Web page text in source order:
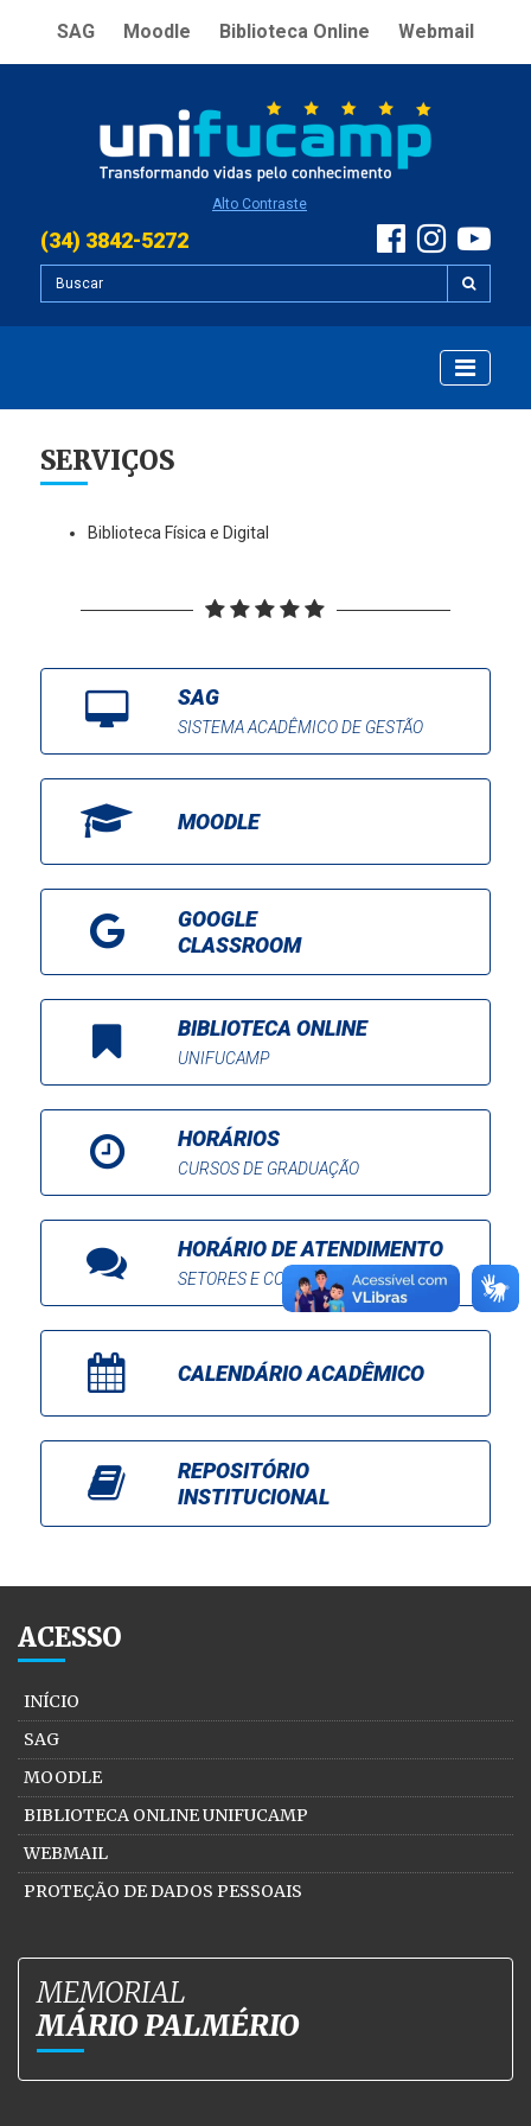
SAG Moodle Biblioteca Online Webmail
Alto Contraste
(34) 3842-5272
SERVIÇOS
Biblioteca Física e Digital
SAG
SISTEMA ACADÊMICO DE GESTÃO
MOODLE
GOOGLE
CLASSROOM
BIBLIOTECA ONLINE
UNIFUCAMP
HORÁRIOS
CURSOS DE GRADUAÇÃO
HORÁRIO DE ATENDIMENTO
SETORES E COORDENAÇÕES
CALENDÁRIO ACADÊMICO
REPOSITÓRIO
INSTITUCIONAL
ACESSO
INÍCIO
SAG
MOODLE
BIBLIOTECA ONLINE UNIFUCAMP
WEBMAIL
PROTEÇÃO DE DADOS PESSOAIS
MEMORIAL
MÁRIO PALMÉRIO